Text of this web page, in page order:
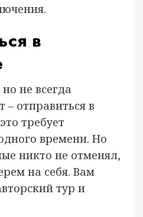
в
не всегда
– отправиться в
требует
времени. Но
никто не отменял,
на себя. Вам
тур и